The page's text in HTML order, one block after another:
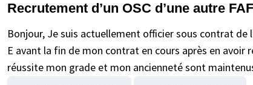
Recrutement d’un OSC d’une autre
Bonjour, Je suis actuellement officier sous contrat de
E avant la fin de mon contrat en cours après en avoir
réussite mon grade et mon ancienneté sont